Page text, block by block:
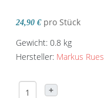
24,90 € pro Stück
Gewicht: 0.8 kg
Hersteller: Markus Rues
+